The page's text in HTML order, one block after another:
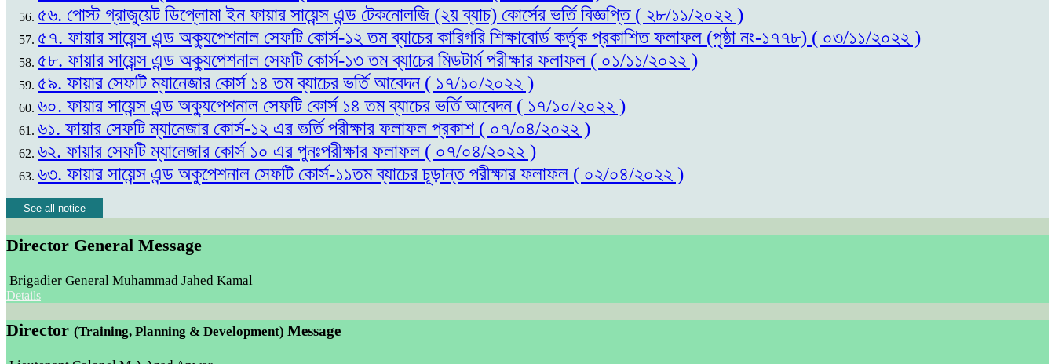
৫৬. পোস্ট গ্রাজুয়েট ডিপ্লোমা ইন ফায়ার সায়েন্স এন্ড টেকনোলজি (২য় ব্যাচ) কোর্সের ভর্তি বিজ্ঞপ্তি ( ২৮/১১/২০২২ )
৫৭. ফায়ার সায়েন্স এন্ড অক্যুপেশনাল সেফটি কোর্স-১২ তম ব্যাচের কারিগরি শিক্ষাবোর্ড কর্তৃক প্রকাশিত ফলাফল (পৃষ্ঠা নং-১৭৭৮) ( ০৩/১১/২০২২ )
৫৮. ফায়ার সায়েন্স এন্ড অক্যুপেশনাল সেফটি কোর্স-১৩ তম ব্যাচের মিডটার্ম পরীক্ষার ফলাফল ( ০১/১১/২০২২ )
৫৯. ফায়ার সেফটি ম্যানেজার কোর্স ১৪ তম ব্যাচের ভর্তি আবেদন ( ১৭/১০/২০২২ )
৬০. ফায়ার সায়েন্স এন্ড অক্যুপেশনাল সেফটি কোর্স ১৪ তম ব্যাচের ভর্তি আবেদন ( ১৭/১০/২০২২ )
৬১. ফায়ার সেফটি ম্যানেজার কোর্স-১২ এর ভর্তি পরীক্ষার ফলাফল প্রকাশ ( ০৭/০৪/২০২২ )
৬২. ফায়ার সেফটি ম্যানেজার কোর্স ১০ এর পুনঃপরীক্ষার ফলাফল ( ০৭/০৪/২০২২ )
৬৩. ফায়ার সায়েন্স এন্ড অকুপেশনাল সেফটি কোর্স-১১তম ব্যাচের চূড়ান্ত পরীক্ষার ফলাফল ( ০২/০৪/২০২২ )
See all notice
Director General Message
Brigadier General Muhammad Jahed Kamal
Details
Director (Training, Planning & Development) Message